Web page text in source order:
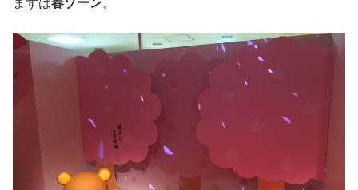
まずは春ゾーン。